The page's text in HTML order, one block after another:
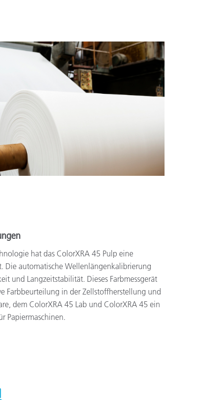
hat das ColorXRA 45 Pulp eine
Die automatische Wellenlängenkalibrierung
und Langzeitstabilität. Dieses Farbmessgerät
Farbbeurteilung in der Zellstoffherstellung und
dem ColorXRA 45 Lab und ColorXRA 45 ein
Papiermaschinen.